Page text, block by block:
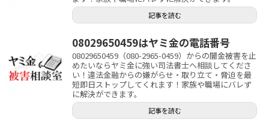
記事を読む
08029650459はヤミ金の電話番号
08029650459（080-2965-0459）からの闇金被害を止
めたいならヤミ金に強い司法書士へ相談してくださ
い！違法金融からの嫌がらせ・取り立て・脅迫を最
短即日ストップしてくれます！家族や職場にバレず
に解決ができます。
記事を読む